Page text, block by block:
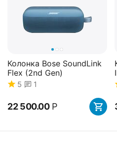
Колонка Bose SoundLink
Flex (2nd Gen)
5 1
22 500.00 Р